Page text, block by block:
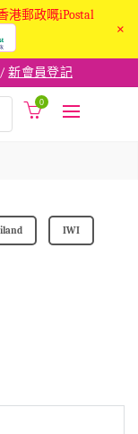
港郵政嘅iPostal
×
/新會員登記
0
IWI